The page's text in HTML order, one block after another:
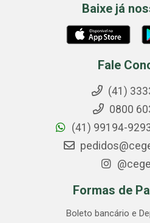
Baixe já
Fale
(41)
0800
(41) 99194-
Formas de
Boleto bancário e